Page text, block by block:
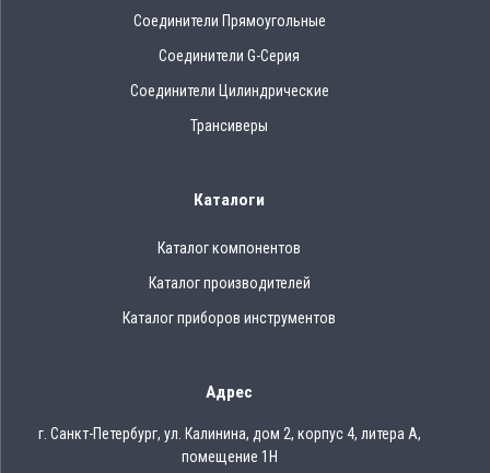
Соединители Прямоугольные
Соединители G-Серия
Соединители Цилиндрические
Трансиверы
Каталоги
Каталог компонентов
Каталог производителей
Каталог приборов инструментов
Адрес
г. Санкт-Петербург, ул. Калинина, дом 2, корпус 4, литера А,
помещение 1Н